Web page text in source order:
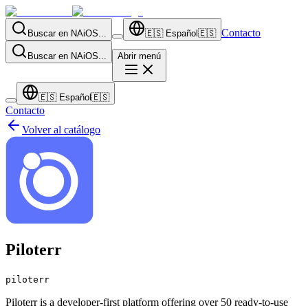
Buscar en NAiOS... 🇪🇸 Español 🇪🇸 Contacto
Buscar en NAiOS... Abrir menú
🇪🇸 Español 🇪🇸
Contacto
Volver al catálogo
Piloterr
piloterr
Piloterr is a developer-first platform offering over 50 ready-to-use